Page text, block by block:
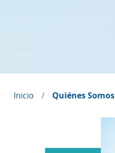
Inicio Quiénes Somos